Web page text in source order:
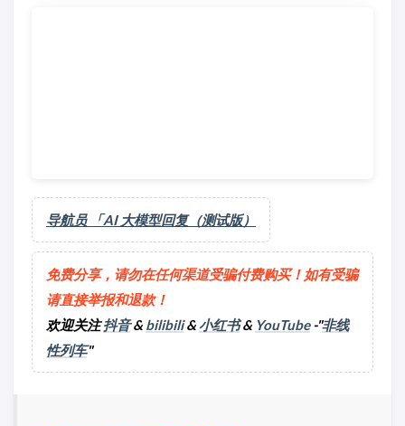
导航员 「AI 大模型回复（测试版）
免费分享，请勿在任何渠道受骗付费购买！如有受骗
请直接举报和退款！
欢迎关注抖音& bilibili&小红书& YouTube-"非线
性列车"